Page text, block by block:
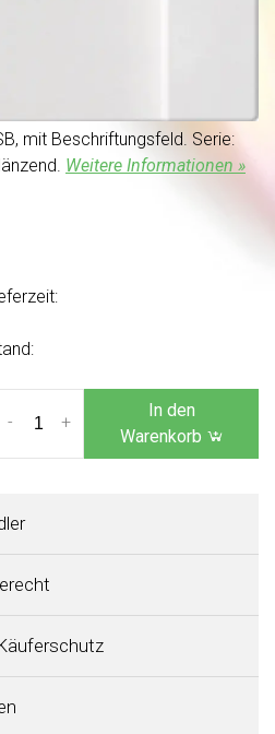
mit Beschriftungsfeld. Serie:
Weitere Informationen »
+
-
In den
Warenkorb